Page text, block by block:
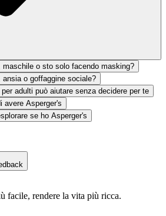
maschile o sto solo facendo masking?
o goffaggine sociale?
adulti può aiutare senza decidere per te
avere Asperger's
se ho Asperger's
facile, rendere la vita più ricca.